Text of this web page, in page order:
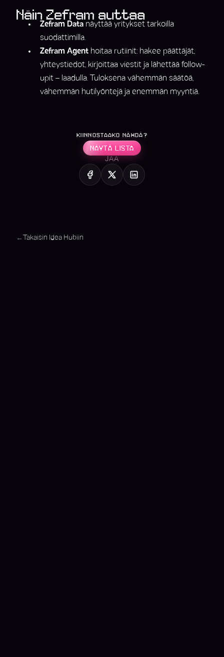
Näin Zefram auttaa
Zefram Data näyttää yritykset tarkoilla
suodattimilla.
Zefram Agent hoitaa rutiinit: hakee päättäjät,
yhteystiedot, kirjoittaa viestit ja lähettää follow-
upit – laadulla. Tuloksena vähemmän säätöä,
vähemmän hutilyöntejä ja enemmän myyntiä.
KIINNOSTAAKO NÄHDÄ?
NÄYTÄ LISTA
JAA
← Takaisin Idea Hubiin